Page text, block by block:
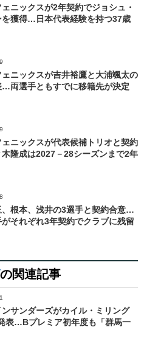
ニックスが2年契約でジョシュ・
を獲得…日本代表経験を持つ37歳
ニックスが吉井裕鷹と大浦颯太の
…両選手ともすでに移籍先が決定
ニックスが代表候補トリオと契約
隆成は2027－28シーズンまで2年
、根本、浅井の3選手と契約合意…
それぞれ3年契約でクラブに残留
の関連記事
サンダーズがカイル・ミリング
表…Bプレミア初年度も「群馬一